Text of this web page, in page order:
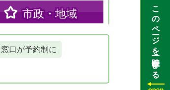
市政・地域
口が予約制に
このページを一時保存する